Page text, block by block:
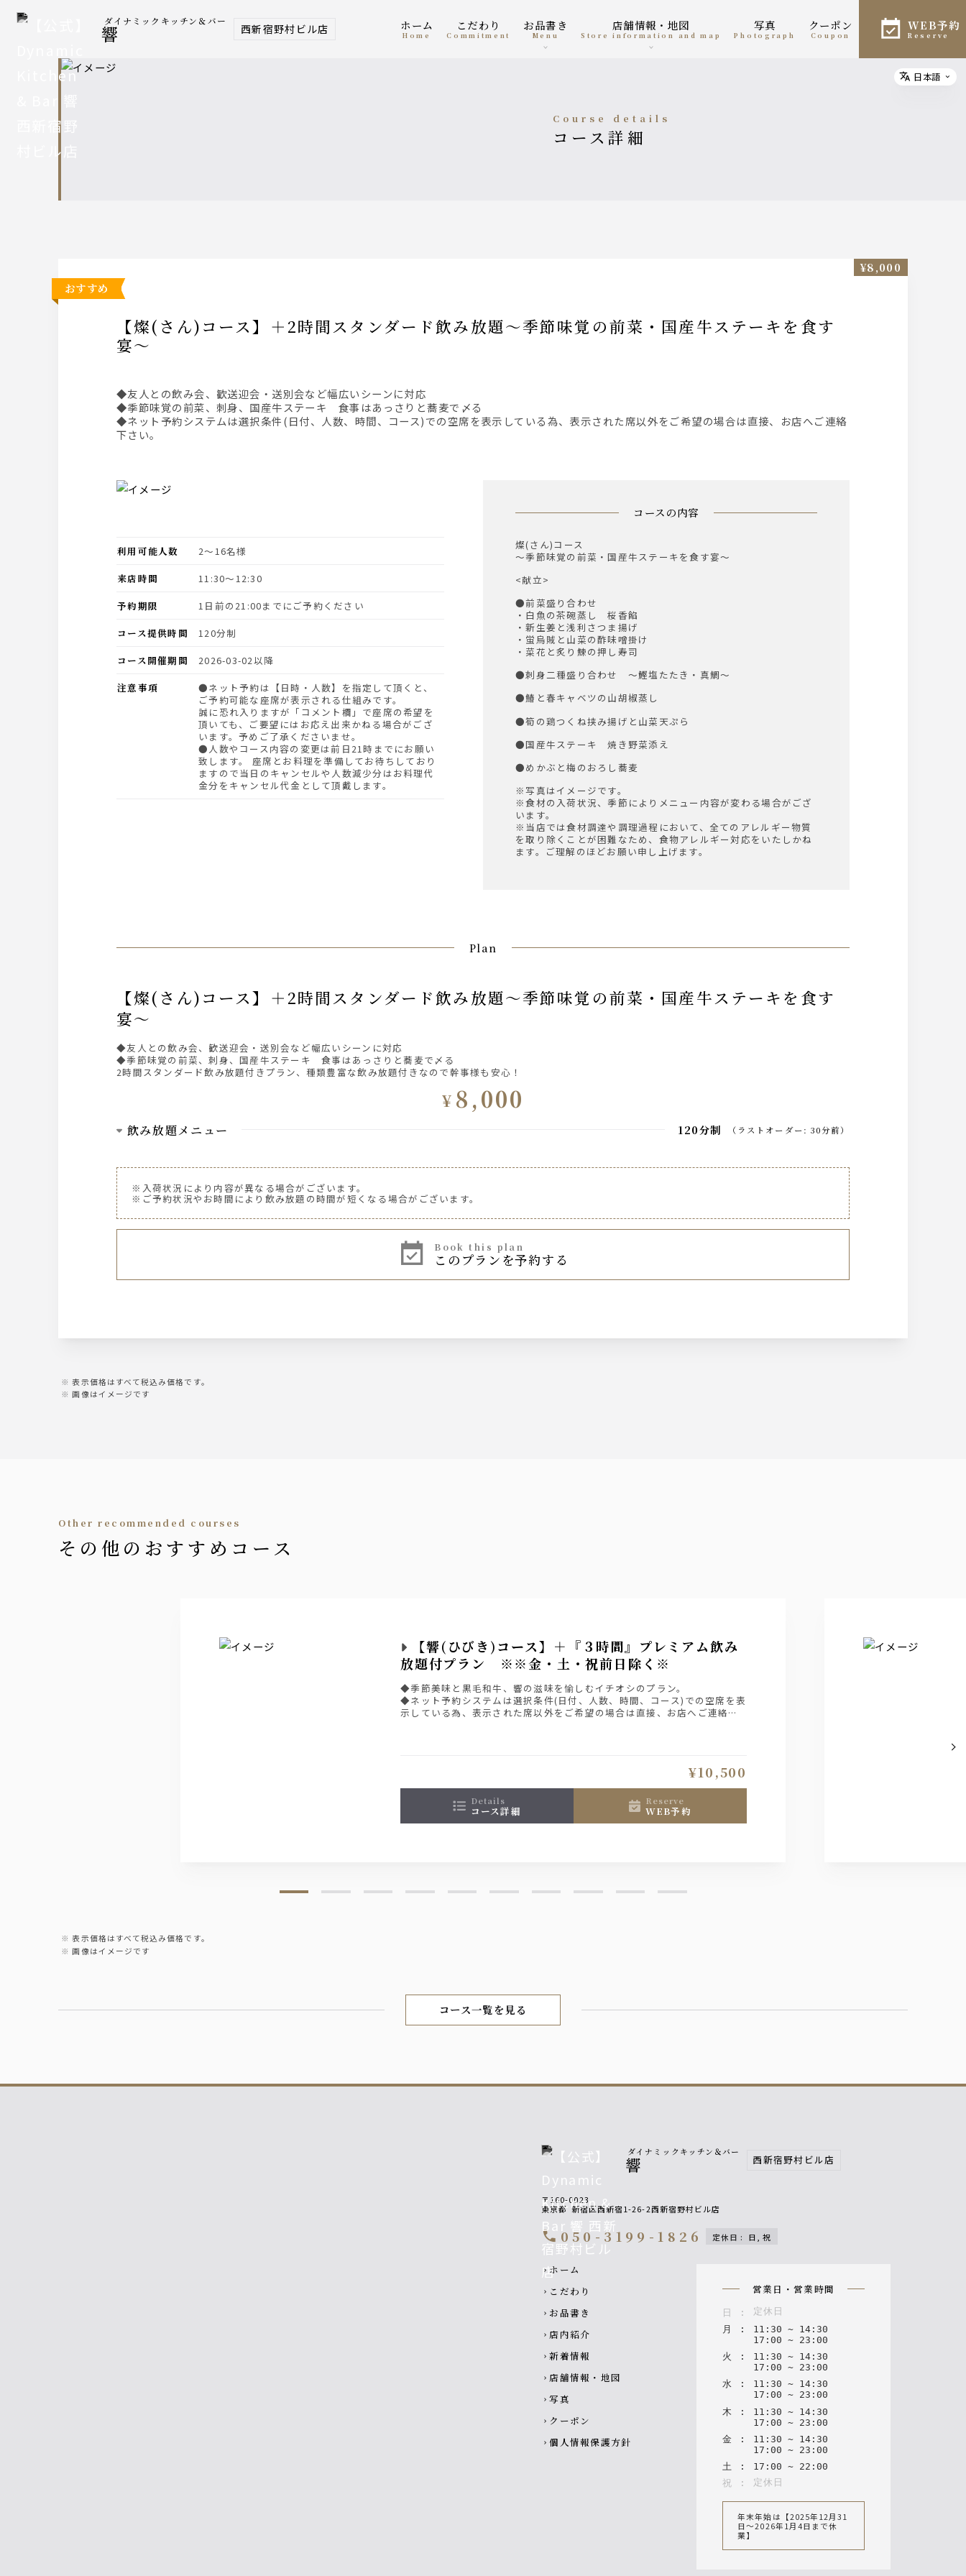
ダイナミックキッチン＆バー
響 西新宿野村ビル店 ホーム
home
こだわり
Commitment
お品書き
menu
店舗情報・地図
Store information and map
写真
photograph
クーポン
coupon
WEB予約
reserve
course details
コース詳細
おすすめ
【燦(さん)コース】＋2時間スタンダード飲み放題～季節味覚の前菜・国産牛ステーキを食す
宴～
◆友人との飲み会、歓送迎会・送別会など幅広いシーンに対応
◆季節味覚の前菜、刺身、国産牛ステーキ 食事はあっさりと蕎麦で〆る
◆ネット予約システムは選択条件(日付、人数、時間、コース)での空席を表示している為、表示された席以外をご希望の場合は直接、お店へご連絡
下さい。
¥8,000
コースの内容
燦(さん)コース
～季節味覚の前菜・国産牛ステーキを食す宴～
<献立>
●前菜盛り合わせ
・白魚の茶碗蒸し 桜香餡
・新生姜と浅利さつま揚げ
・蛍烏賊と山菜の酢味噌掛け
・菜花と炙り鰊の押し寿司
●刺身二種盛り合わせ ～鰹塩たたき・真鯛～
●鰆と春キャベツの山胡椒蒸し
●筍の鶏つくね挟み揚げと山菜天ぷら
●国産牛ステーキ 焼き野菜添え
●めかぶと梅のおろし蕎麦
※写真はイメージです。
※食材の入荷状況、季節によりメニュー内容が変わる場合がござ
います。
※当店では食材調達や調理過程において、全てのアレルギー物質
を取り除くことが困難なため、食物アレルギー対応をいたしかね
ます。ご理解のほどお願い申し上げます。
利用可能人数
2〜16名様
来店時間
11:30〜12:30
予約期限
1日前の21:00までにご予約ください
コース提供時間
120分制
コース開催期間
2026-03-02以降
注意事項
●ネット予約は【日時・人数】を指定して頂くと、
ご予約可能な座席が表示される仕組みです。
誠に恐れ入りますが「コメント欄」で座席の希望を
頂いても、ご要望にはお応え出来かねる場合がござ
います。予めご了承くださいませ。
●人数やコース内容の変更は前日21時までにお願い
致します。 座席とお料理を準備してお待ちしており
ますので当日のキャンセルや人数減少分はお料理代
金分をキャンセル代金として頂戴します。
Plan
【燦(さん)コース】＋2時間スタンダード飲み放題～季節味覚の前菜・国産牛ステーキを食す
宴～
◆友人との飲み会、歓送迎会・送別会など幅広いシーンに対応
◆季節味覚の前菜、刺身、国産牛ステーキ 食事はあっさりと蕎麦で〆る
2時間スタンダード飲み放題付きプラン、種類豊富な飲み放題付きなので幹事様も安心！
¥ 8,000
飲み放題メニュー 120分制 （ ラストオーダー: 30分前）
～AMERICAN～ ジムビーム
【白】ヴィッラビアンキ ビアンコ
（水割、ソーダ割、ロック、お湯割）
ソフトドリンク
ノンアルコールビール
※入荷状況により内容が異なる場合がございます。
※ご予約状況やお時間により飲み放題の時間が短くなる場合がございます。
book this plan
このプランを予約する
表示価格はすべて税込み価格です。
画像はイメージです
other recommended courses
その他のおすすめコース
【響(ひびき)コース】＋『３時間』プレミアム飲み
放題付プラン ※※金・土・祝前日除く※
◆季節美味と黒毛和牛、響の滋味を愉しむイチオシのプラン。
◆ネット予約システムは選択条件(日付、人数、時間、コース)での空席を表
示している為、表示された席以外をご希望の場合は直接、お店へご連絡下
¥10,500
details
コース詳細
reserve
WEB予約
表示価格はすべて税込み価格です。
画像はイメージです
コース一覧を見る
Select
日本語
ダイナミックキッチン＆バー
響 西新宿野村ビル店
〒160-0023
東京都 新宿区西新宿1-26-2西新宿野村ビル店
call 050-3199-1826 定休日 : 日, 祝
Footer navigation
chevron_right ホーム
chevron_right こだわり
chevron_right お品書き
chevron_right 店内紹介
chevron_right 新着情報
chevron_right 店舗情報・地図
chevron_right 写真
chevron_right クーポン
chevron_right 個人情報保護方針
営業日・営業時間
日 :
定休日
月
: 11 : 30 ~ 14: 30
17 : 00 ~ 23 : 00
火
: 11 : 30 ~ 14: 30
17 : 00 ~ 23 : 00
水 : 11 : 30 ~ 14: 30
17 : 00 ~ 23 : 00
木
: 11 : 30 ~ 14: 30
17 : 00 ~ 23 : 00
金
: 11 : 30 ~ 14: 30
17 : 00 ~ 23 : 00
土
: 17 : 00 ~ 22 : 00
祝 : 定休日
年末年始は【2025年12月31
日〜2026年1月4日まで休
業】